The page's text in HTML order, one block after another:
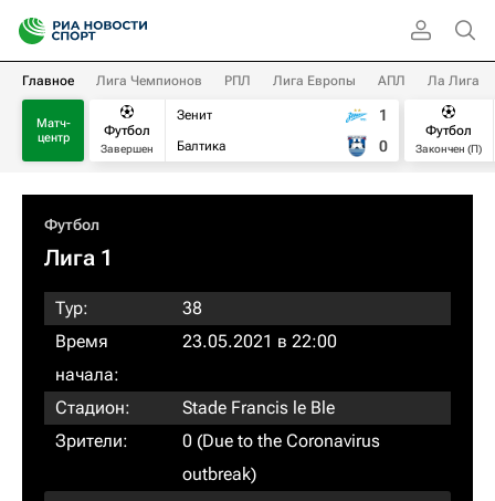
Главное Лига Чемпионов РПЛ Лига Европы АПЛ Ла Лига
Матч-
центр
Футбол
Завершен
Зенит
Балтика
1
0
Футбол
Закончен (П)
Футбол
Лига 1
Тур:
38
Время
начала:
23.05.2021 в 22:00
Стадион:
Stade Francis le Ble
Зрители:
0 (Due to the Coronavirus
outbreak)